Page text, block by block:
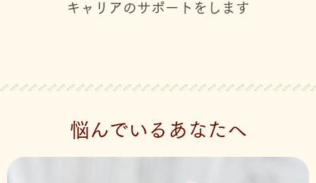
キャリアのサポートをします
悩んでいるあなたへ